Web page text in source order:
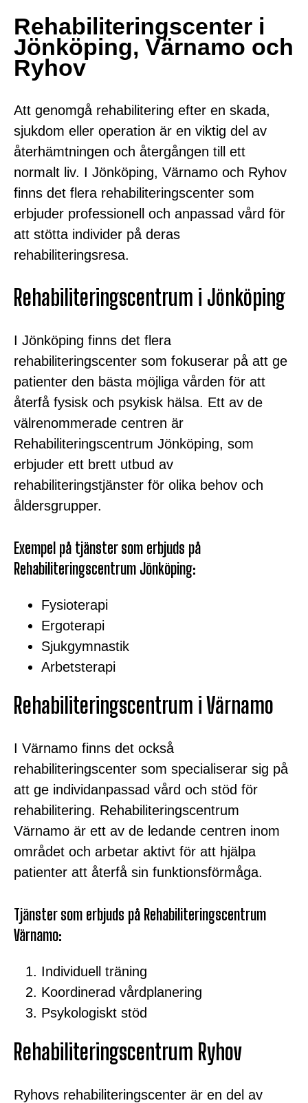
Rehabiliteringscenter i
Jönköping, Värnamo och
Ryhov
Att genomgå rehabilitering efter en skada,
sjukdom eller operation är en viktig del av
återhämtningen och återgången till ett
normalt liv. I Jönköping, Värnamo och Ryhov
finns det flera rehabiliteringscenter som
erbjuder professionell och anpassad vård för
att stötta individer på deras
rehabiliteringsresa.
Rehabiliteringscentrum i Jönköping
I Jönköping finns det flera
rehabiliteringscenter som fokuserar på att ge
patienter den bästa möjliga vården för att
återfå fysisk och psykisk hälsa. Ett av de
välrenommerade centren är
Rehabiliteringscentrum Jönköping, som
erbjuder ett brett utbud av
rehabiliteringstjänster för olika behov och
åldersgrupper.
Exempel på tjänster som erbjuds på
Rehabiliteringscentrum Jönköping:
Fysioterapi
Ergoterapi
Sjukgymnastik
Arbetsterapi
Rehabiliteringscentrum i Värnamo
I Värnamo finns det också
rehabiliteringscenter som specialiserar sig på
att ge individanpassad vård och stöd för
rehabilitering. Rehabiliteringscentrum
Värnamo är ett av de ledande centren inom
området och arbetar aktivt för att hjälpa
patienter att återfå sin funktionsförmåga.
Tjänster som erbjuds på Rehabiliteringscentrum
Värnamo:
Individuell träning
Koordinerad vårdplanering
Psykologiskt stöd
Rehabiliteringscentrum Ryhov
Ryhovs rehabiliteringscenter är en del av